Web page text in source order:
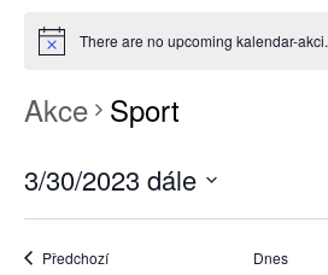
There are no upcoming kalendar-akci.
Akce Sport
3/30/2023 dále
Select
PředchozíAkce Dnes